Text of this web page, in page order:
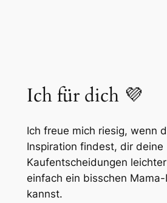
Ich für dich 💜
Ich freue mich riesig, wenn
Inspiration findest, dir deine
Kaufentscheidungen
einfach ein bisschen
kannst.